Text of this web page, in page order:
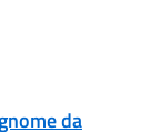
da